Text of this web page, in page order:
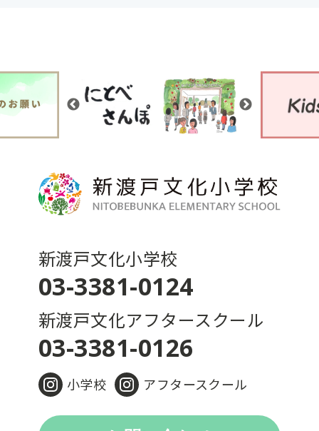
新渡戸文化小学校
03-3381-0124
新渡戸文化アフタースクール
03-3381-0126
小学校 アフタースクール